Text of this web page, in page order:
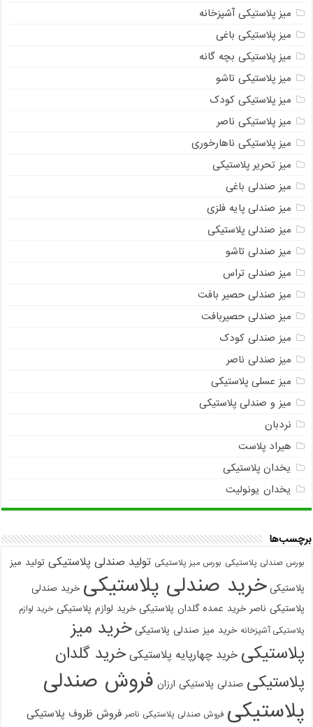
میز پلاستیکی آشپزخانه
میز پلاستیکی باغی
میز پلاستیکی بچه گانه
میز پلاستیکی تاشو
میز پلاستیکی کودک
میز پلاستیکی ناصر
میز پلاستیکی ناهارخوری
میز تحریر پلاستیکی
میز صندلی باغی
میز صندلی پایه فلزی
میز صندلی پلاستیکی
میز صندلی تاشو
میز صندلی تراس
میز صندلی حصیر بافت
میز صندلی حصیربافت
میز صندلی کودک
میز صندلی ناصر
میز عسلی پلاستیکی
میز و صندلی پلاستیکی
نردبان
هیراد پلاست
یخدان پلاستیکی
یخدان یونولیت
برچسب‌ها
بورس صندلی پلاستیکی بورس میز پلاستیکی تولید صندلی پلاستیکی تولید میز
پلاستیکی خرید صندلی پلاستیکی خرید صندلی
پلاستیکی ناصر خرید عمده گلدان پلاستیکی خرید لوازم پلاستیکی خرید لوازم
پلاستیکی آشپزخانه خرید میز صندلی پلاستیکی خرید میز
پلاستیکی خرید چهارپایه پلاستیکی خرید گلدان
پلاستیکی صندلی پلاستیکی ارزان فروش صندلی
پلاستیکی فروش صندلی پلاستیکی ناصر فروش ظروف پلاستیکی